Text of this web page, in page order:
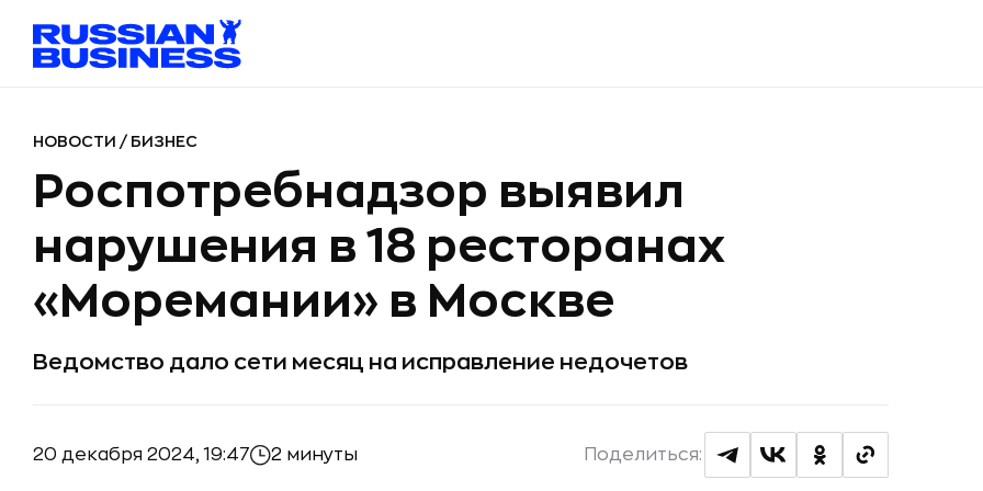
НОВОСТИ / БИЗНЕС
Роспотребнадзор выявил
нарушения в 18 ресторанах
«Моремании» в Москве
Ведомство дало сети месяц на исправление недочетов
20 декабря 2024, 19:47 2 минуты Поделиться: